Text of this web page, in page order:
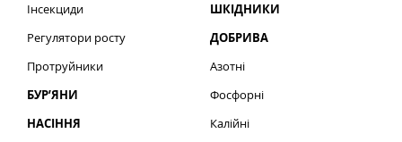
Інсекциди
Регулятори росту
Протруйники
БУР’ЯНИ
НАСІННЯ
ШКІДНИКИ
ДОБРИВА
Азотні
Фосфорні
Калійні